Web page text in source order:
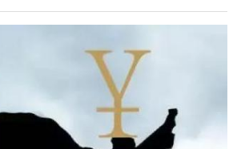
。一、直接做信贷置换小贷网贷这种适